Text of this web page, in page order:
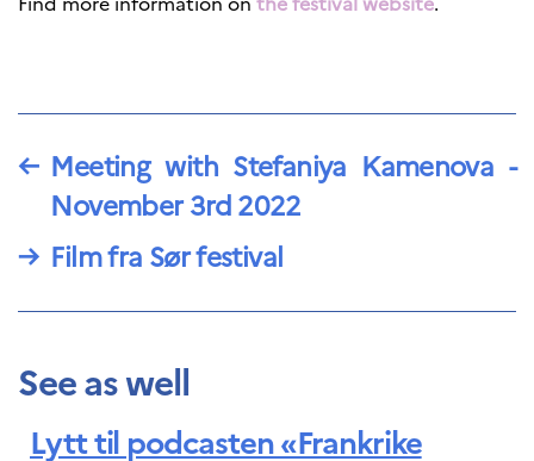
Stipender
FINA Award
France Excellence Research
Programme Norway
Arrangementer
Science Night
(CCFN)
SEPTENTRIONALES
etter:
← Meeting with Stefaniya Kamenova -
November 3rd 2022
→ Film fra Sør festival
See as well
Lytt til podcasten «Frankrike